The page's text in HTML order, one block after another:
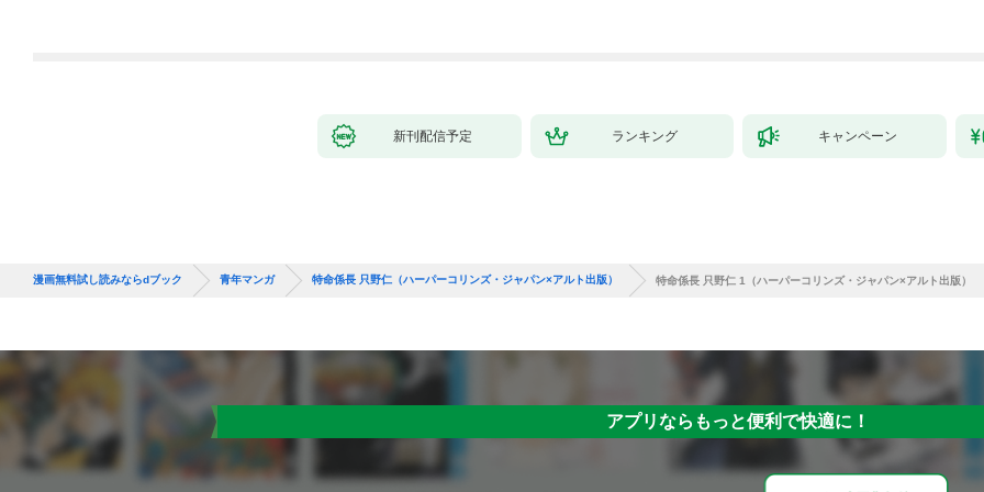
新刊配信予定 ランキング キャンペーン
漫画無料試し読みならdブック 青年マンガ 特命係長 只野仁（ハーパーコリンズ・ジャパン×アルト出版） 特命係長 只野仁 1（ハーパーコリンズ・ジャパン×アルト出版）
アプリならもっと便利で快適に！